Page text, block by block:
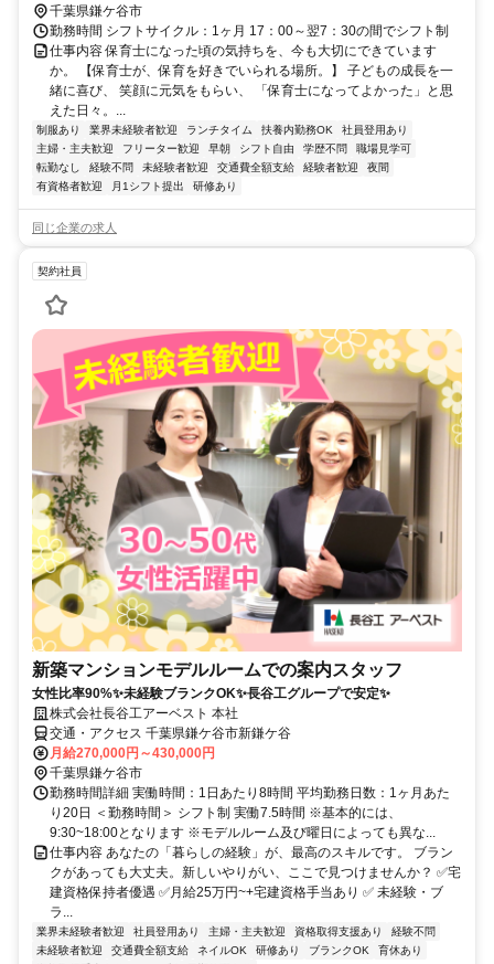
千葉県鎌ケ谷市
勤務時間 シフトサイクル：1ヶ月 17：00～翌7：30の間でシフト制
仕事内容 保育士になった頃の気持ちを、今も大切にできています
か。 【保育士が、保育を好きでいられる場所。】 子どもの成長を一
緒に喜び、 笑顔に元気をもらい、 「保育士になってよかった」と思
えた日々。...
制服あり 業界未経験者歓迎 ランチタイム 扶養内勤務OK
社員登用あり
主婦・主夫歓迎
フリーター歓迎 早朝 シフト自由 学歴不問
職場見学可
転勤なし
経験不問 未経験者歓迎 交通費全額支給 経験者歓迎
夜間
有資格者歓迎
月1シフト提出 研修あり
同じ企業の求人
契約社員
新築マンションモデルルームでの案内スタッフ
女性比率90%✨未経験ブランクOK✨長谷工グループで安定✨
株式会社長谷工アーベスト 本社
交通・アクセス 千葉県鎌ケ谷市新鎌ケ谷
月給270,000円～430,000円
千葉県鎌ケ谷市
勤務時間詳細 実働時間：1日あたり8時間 平均勤務日数：1ヶ月あた
り20日 ＜勤務時間＞ シフト制 実働7.5時間 ※基本的には、
9:30~18:00となります ※モデルルーム及び曜日によっても異な...
仕事内容 あなたの「暮らしの経験」が、最高のスキルです。 ブラン
クがあっても大丈夫。新しいやりがい、ここで見つけませんか？ ✅宅
建資格保持者優遇 ✅月給25万円~+宅建資格手当あり ✅ 未経験・ブ
ラ...
業界未経験者歓迎 社員登用あり 主婦・主夫歓迎 資格取得支援あり
経験不問
未経験者歓迎
交通費全額支給 ネイルOK 研修あり ブランクOK
育休あり